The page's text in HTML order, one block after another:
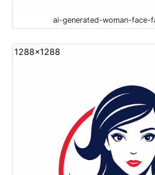
ai-generated-woman-face-
1288x1288